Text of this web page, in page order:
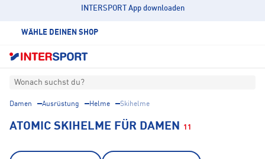
INTERSPORT App downloaden
WÄHLE DEINEN SHOP
Wonach suchst du?
Damen Ausrüstung Helme Skihelme
ATOMIC SKIHELME FÜR DAMEN 11